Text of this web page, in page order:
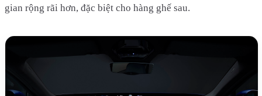
gian rộng rãi hơn, đặc biệt cho hàng ghế sau.